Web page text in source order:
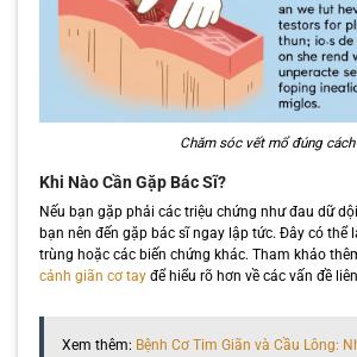
Chăm sóc vết mổ đúng cách
Khi Nào Cần Gặp Bác Sĩ?
Nếu bạn gặp phải các triệu chứng như đau dữ
bạn nên đến gặp bác sĩ ngay lập tức. Đây có thể
trùng hoặc các biến chứng khác. Tham khảo
cảnh giãn cơ tayđể hiểu rõ hơn về các vấn đề
Xem thêm: Bệnh Cơ Tim Giãn và Cầu Lông: